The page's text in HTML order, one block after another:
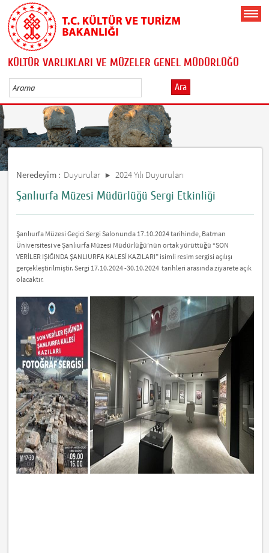
KÜLTÜR VARLIKLARI VE MÜZELER GENEL MÜDÜRLÜĞÜ
Ara
Neredeyim : Duyurular 2024 Yılı Duyuruları
Şanlıurfa Müzesi Müdürlüğü Sergi Etkinliği
Şanlıurfa Müzesi Geçici Sergi Salonunda 17.10.2024 tarihinde, Batman
Üniversitesi ve Şanlıurfa Müzesi Müdürlüğü’nün ortak yürüttüğü “SON
VERİLER IŞIĞINDA ŞANLIURFA KALESİ KAZILARI” isimli resim sergisi açılışı
gerçekleştirilmiştir. Sergi 17.10.2024 -30.10.2024 tarihleri arasında ziyarete açık
olacaktır.